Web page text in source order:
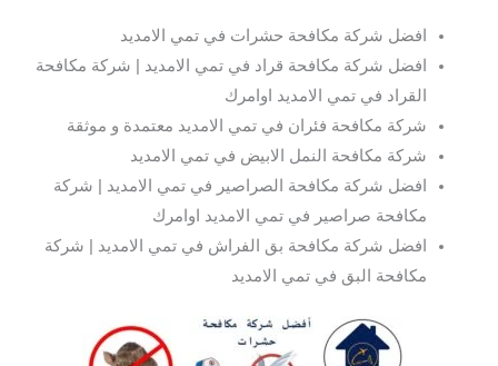
افضل شركة مكافحة حشرات في تمي الامديد
افضل شركة مكافحة قراد في تمي الامديد | شركة مكافحة
القراد في تمي الامديد اوامرك
شركة مكافحة فئران في تمي الامديد معتمدة و موثقة
شركة مكافحة النمل الابيض في تمي الامديد
افضل شركة مكافحة الصراصير في تمي الامديد | شركة
مكافحة صراصير في تمي الامديد اوامرك
افضل شركة مكافحة بق الفراش في تمي الامديد | شركة
مكافحة البق في تمي الامديد